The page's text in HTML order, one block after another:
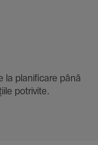
la plani­fi­care până
potri­vite.